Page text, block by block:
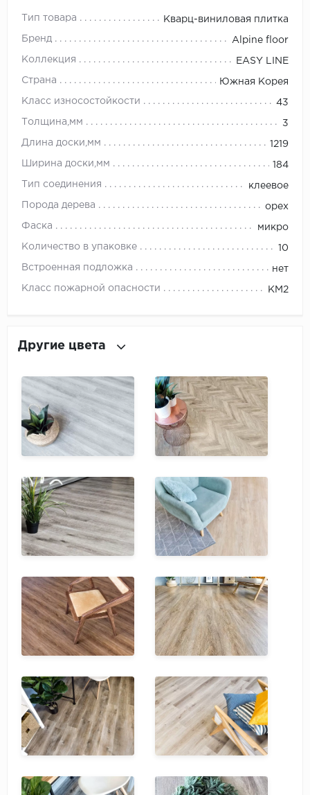
No brand
Pergo
Quality Flooring
Smartprofile
SPC Alta Step
SPC Ideal Flooring
SPC Kronostep
SPC Promo
SPC Stronghold
TANTO
Tulesna
Veon
Vinil click
Wonderful Vinyl
Тип товара Кварц-виниловая плитка
Бренд Alpine floor
Коллекция EASY LINE
Страна Южная Корея
Класс износостойкости 43
Толщина,мм 3
Длина доски,мм 1219
Ширина доски,мм 184
Тип соединения клеевое
Порода дерева орех
Фаска микро
Количество в упаковке 10
Встроенная подложка нет
Класс пожарной опасности КМ2
Другие цвета